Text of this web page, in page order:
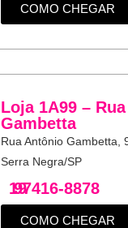
COMO CHEGAR
Loja 1A99 –
Gambetta
Rua Antônio Gambetta,
Serra Negra/SP
19
97416-8878
COMO CHEGAR